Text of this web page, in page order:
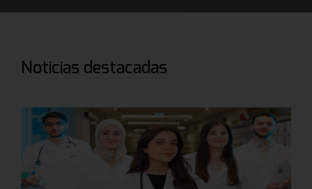
Noticias destacadas